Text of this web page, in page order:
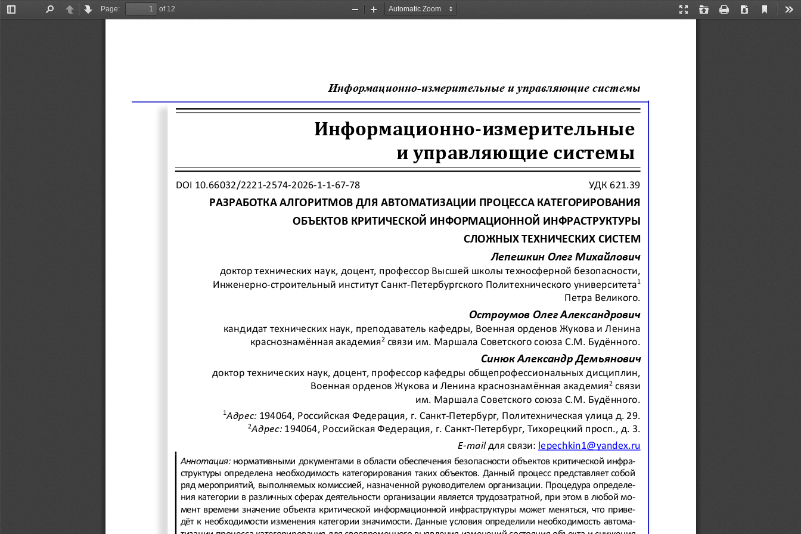
Toggle
PreviousNext
Page:
of 12
Presentation
Open Print Download
Current
Zoom
Zoom
Информационно-измерительные и управляющие системы
Информационно-измерительные
и управляющие системы
DOI 10.66032/2221-2574-2026-1-1-67-78 УДК 621.39
РАЗРАБОТКА АЛГОРИТМОВ ДЛЯ АВТОМАТИЗАЦИИ ПРОЦЕССА КАТЕГОРИРОВАНИЯ
ОБЪЕКТОВ КРИТИЧЕСКОЙ ИНФОРМАЦИОННОЙ ИНФРАСТРУКТУРЫ
СЛОЖНЫХ ТЕХНИЧЕСКИХ СИСТЕМ
Лепешкин Олег Михайлович
доктор технических наук, доцент, профессор Высшей школы техносферной безопасности,
Инженерно-строительный институт Санкт-Петербургского Политехнического университета1
Петра Великого.
Остроумов Олег Александрович
кандидат технических наук, преподаватель кафедры, Военная орденов Жукова и Ленина
краснознамённая академия2 связи им. Маршала Советского союза С.М. Будённого.
Синюк Александр Демьянович
доктор технических наук, доцент, профессор кафедры общепрофессиональных дисциплин,
Военная орденов Жукова и Ленина краснознамённая академия2 связи
им. Маршала Советского союза С.М. Будённого.
1Адрес: 194064, Российская Федерация, г. Санкт-Петербург, Политехническая улица д. 29.
2Адрес: 194064, Российская Федерация, г. Санкт-Петербург, Тихорецкий просп., д. 3.
E-mail для связи: lepechkin1@yandex.ru
Аннотация: нормативными документами в области обеспечения безопасности объектов критической инфра-
структуры определена необходимость категорирования таких объектов. Данный процесс представляет собой
ряд мероприятий, выполняемых комиссией, назначенной руководителем организации. Процедура определе-
ния категории в различных сферах деятельности организации является трудозатратной, при этом в любой мо-
мент времени значение объекта критической информационной инфраструктуры может меняться, что приве-
дёт к необходимости изменения категории значимости. Данные условия определили необходимость автома-